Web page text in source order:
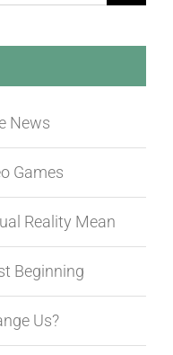
News
Games
Reality Mean
Beginning
Us?